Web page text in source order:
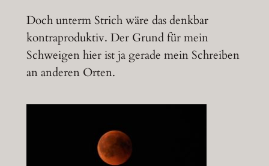
Doch unterm Strich wäre das denkbar
kontraproduktiv. Der Grund für mein
Schweigen hier ist ja gerade mein Schreiben
an anderen Orten.